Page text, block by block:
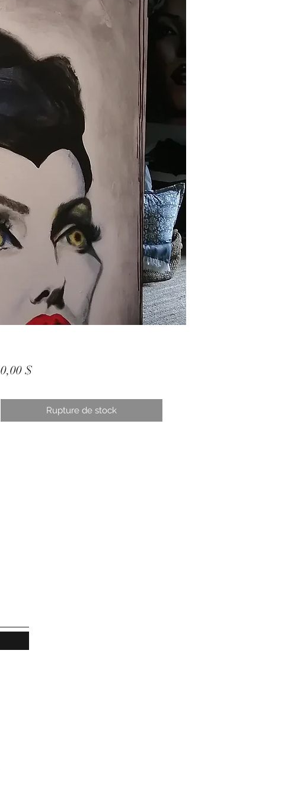
0,00 $Prix
Rupture de stock